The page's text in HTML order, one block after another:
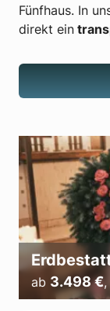
Fünfhaus. In
direkt ein
ab 3.498€,